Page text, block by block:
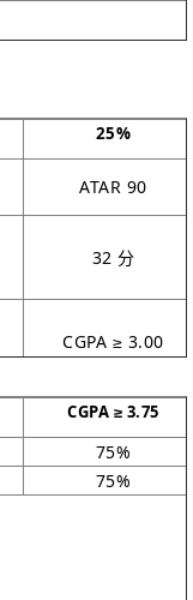
25%
ATAR 90
32 分
CGPA ≥ 3.00
CGPA ≥ 3.75
75%
75%